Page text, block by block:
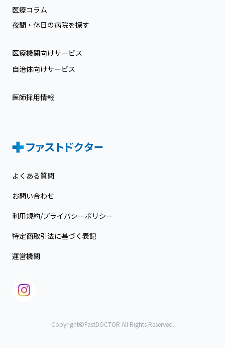
医療コラム
夜間・休日の病院を探す
医療機関向けサービス
自治体向けサービス
医師採用情報
よくある質問
お問い合わせ
利用規約/プライバシーポリシー
特定商取引法に基づく表記
運営機関
Copyright©FastDOCTOR All Rights Reserved.